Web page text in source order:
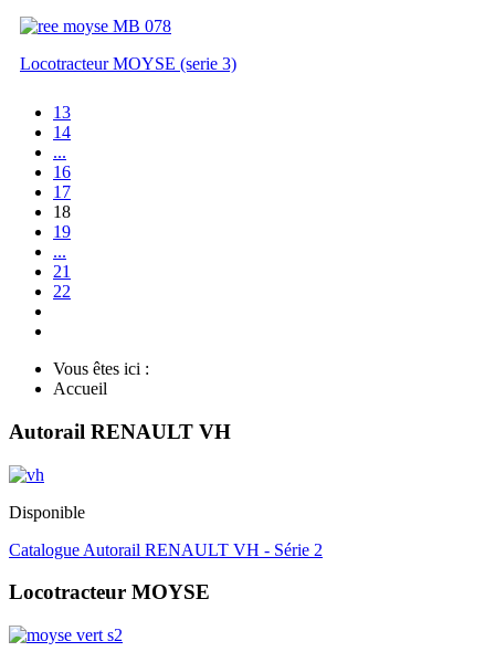
Locotracteur MOYSE (serie 3)
13
14
...
16
17
18
19
...
21
22
Vous êtes ici :
Accueil
Autorail RENAULT VH
Disponible
Catalogue Autorail RENAULT VH - Série 2
Locotracteur MOYSE